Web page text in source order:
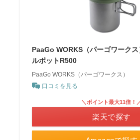
PaaGo WORKS（パーゴワーク
ルポットR500
PaaGo WORKS（パーゴワークス）
口コミを見る
＼ポイント最大11倍！
楽天で探す